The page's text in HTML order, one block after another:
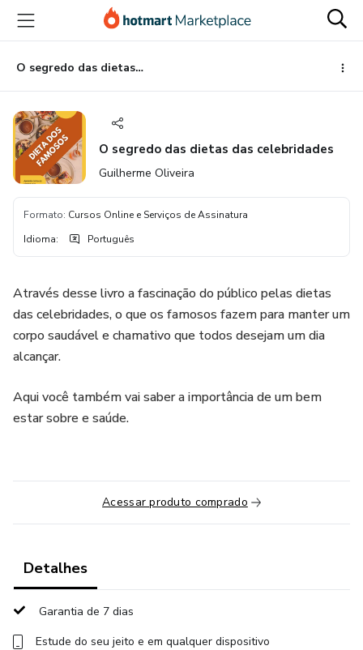
para
conteúdo
principal
para
pagamento
para
rodapé
O segredo das dietas das celebridades
O segredo das dietas das celebridades
Guilherme Oliveira
Formato: Cursos Online e Serviços de Assinatura
Idioma: Português
Através desse livro a fascinação do público pelas dietas
das celebridades, o que os famosos fazem para manter um
corpo saudável e chamativo que todos desejam um dia
alcançar.
Aqui você também vai saber a importância de um bem
estar sobre e saúde.
Acessar produto comprado
Detalhes
Garantia de 7 dias
Estude do seu jeito e em qualquer dispositivo